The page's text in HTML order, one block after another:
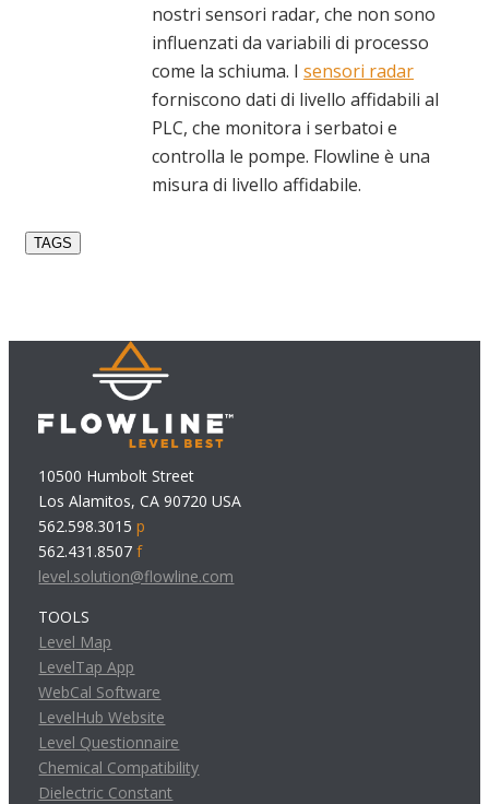
nostri sensori radar, che non sono
influenzati da variabili di processo
come la schiuma. I sensori radar
forniscono dati di livello affidabili al
PLC, che monitora i serbatoi e
controlla le pompe. Flowline è una
misura di livello affidabile.
TAGS
10500 Humbolt Street
Los Alamitos, CA 90720 USA
562.598.3015p
562.431.8507f
level.solution@flowline.com
TOOLS
Level Map
LevelTap App
WebCal Software
LevelHub Website
Level Questionnaire
Chemical Compatibility
Dielectric Constant